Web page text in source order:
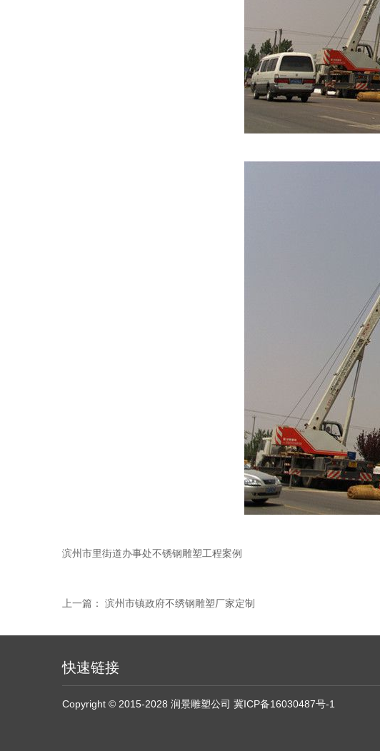
滨州市里街道办事处不锈钢雕塑工程案例
上一篇： 滨州市镇政府不绣钢雕塑厂家定制
快速链接
Copyright © 2015-2028 润景雕塑公司 冀ICP备16030487号-1